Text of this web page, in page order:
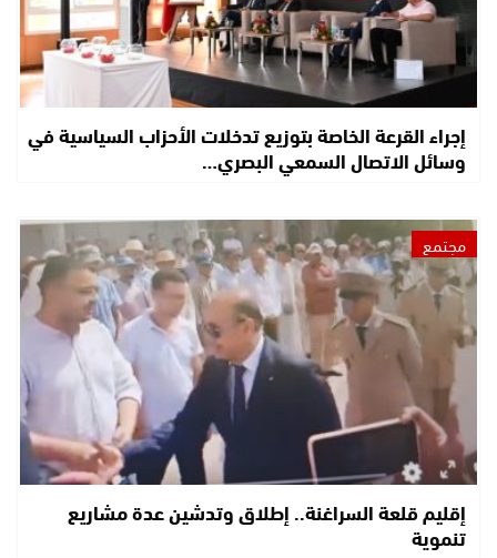
إجراء القرعة الخاصة بتوزيع تدخلات الأحزاب السياسية في
وسائل الاتصال السمعي البصري…
مجتمع
إقليم قلعة السراغنة.. إطلاق وتدشين عدة مشاريع
تنموية